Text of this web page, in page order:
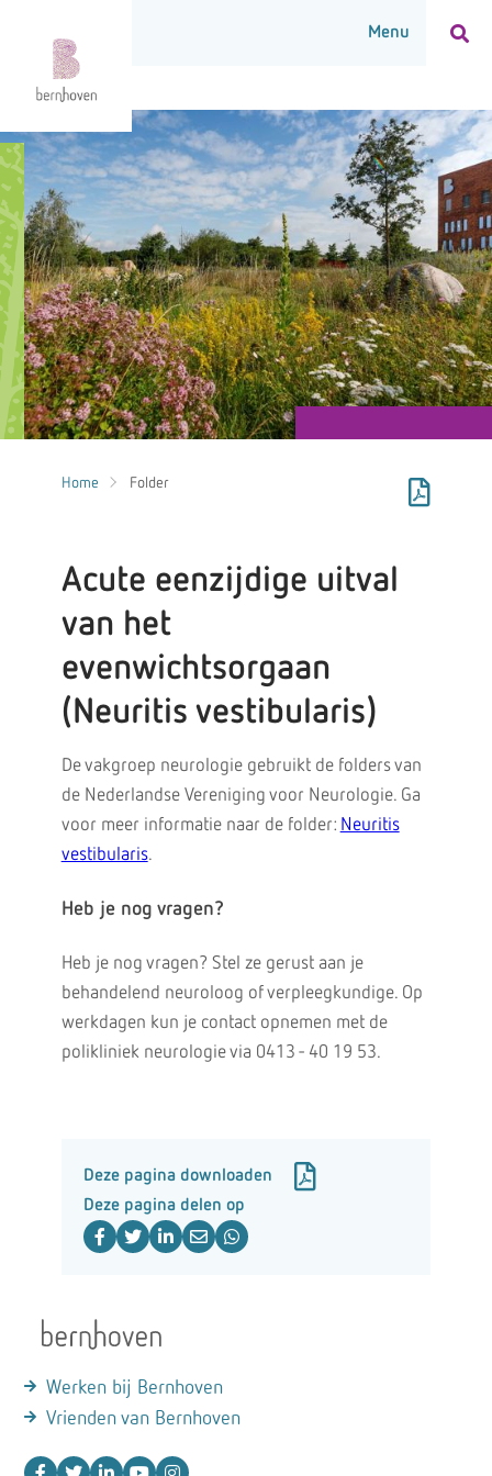
Home Folder
Acute eenzijdige uitval
van het
evenwichtsorgaan
(Neuritis vestibularis)
De vakgroep neurologie gebruikt de folders van
de Nederlandse Vereniging voor Neurologie. Ga
voor meer informatie naar de folder: Neuritis
vestibularis.
Heb je nog vragen?
Heb je nog vragen? Stel ze gerust aan je
behandelend neuroloog of verpleegkundige. Op
werkdagen kun je contact opnemen met de
polikliniek neurologie via 0413 - 40 19 53.
Deze pagina downloaden
Deze pagina delen op
Werken bij Bernhoven
Vrienden van Bernhoven